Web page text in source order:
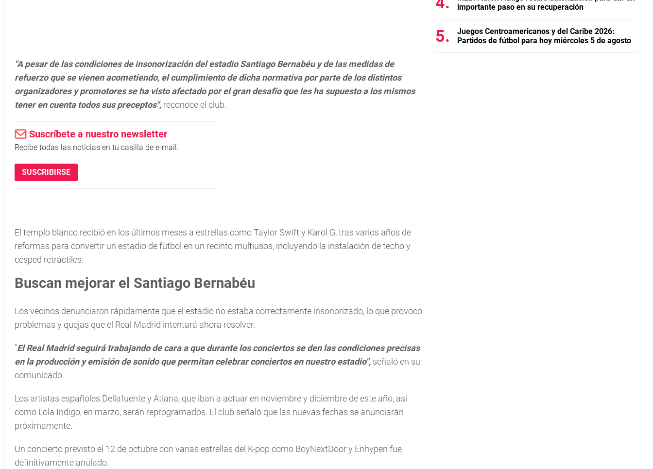
"A pesar de las condiciones de insonorización del estadio Santiago Bernabéu y de las medidas de
refuerzo que se vienen acometiendo, el cumplimiento de dicha normativa por parte de los distintos
organizadores y promotores se ha visto afectado por el gran desafío que les ha supuesto a los mismos
tener en cuenta todos sus preceptos", reconoce el club.
Suscríbete a nuestro newsletter
Recibe todas las noticias en tu casilla de e-mail.
SUSCRIBIRSE
El templo blanco recibió en los últimos meses a estrellas como Taylor Swift y Karol G, tras varios años de
reformas para convertir un estadio de fútbol en un recinto multiusos, incluyendo la instalación de techo y
césped retráctiles.
Buscan mejorar el Santiago Bernabéu
Los vecinos denunciaron rápidamente que el estadio no estaba correctamente insonorizado, lo que provocó
problemas y quejas que el Real Madrid intentará ahora resolver.
"El Real Madrid seguirá trabajando de cara a que durante los conciertos se den las condiciones precisas
en la producción y emisión de sonido que permitan celebrar conciertos en nuestro estadio", señaló en su
comunicado.
Los artistas españoles Dellafuente y Atiana, que iban a actuar en noviembre y diciembre de este año, así
como Lola Indigo, en marzo, serán reprogramados. El club señaló que las nuevas fechas se anunciarán
próximamente.
Un concierto previsto el 12 de octubre con varias estrellas del K-pop como BoyNextDoor y Enhypen fue
definitivamente anulado.
importante paso en su recuperación
Juegos Centroamericanos y del Caribe 2026:
Partidos de fútbol para hoy miércoles 5 de agosto